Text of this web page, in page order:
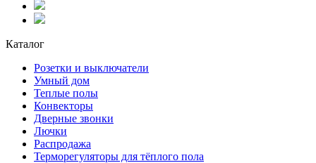
Каталог
Розетки и выключатели
Умный дом
Теплые полы
Конвекторы
Дверные звонки
Лючки
Распродажа
Терморегуляторы для тёплого пола